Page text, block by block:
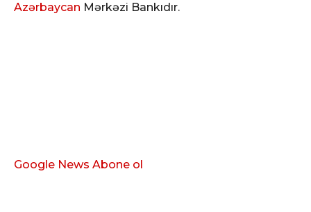
Azərbaycan Mərkəzi Bankıdır.
Google News Abone ol